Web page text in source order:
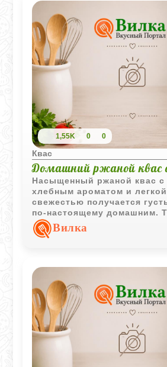
1,55K 0 0
Квас
Домашний ржаной квас
Насыщенный ржаной квас с
хлебным ароматом и
свежестью получается
по-настоящему домашним.
особенно хорош
погоду и отлично
Вилка